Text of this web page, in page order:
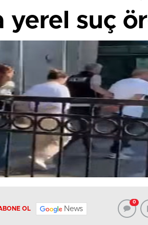
yerel suç
OL News
0